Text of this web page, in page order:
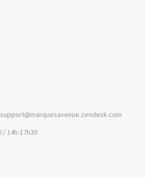
support@marquesavenue.zendesk.com
/ 14h-17h30